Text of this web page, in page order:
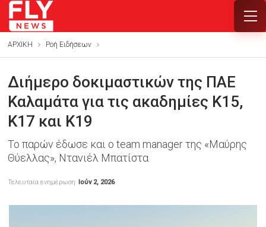
ΑΡΧΙΚΗ Ροή Ειδήσεων
Διήμερο δοκιμαστικών της ΠΑΕ
Καλαμάτα για τις ακαδημίες Κ15,
Κ17 και Κ19
Το παρών έδωσε και ο team manager της «Μαύρης
Θύελλας», Ντανιέλ Μπατίστα
Τελευταία ενημέρωση Ιούν 2, 2026